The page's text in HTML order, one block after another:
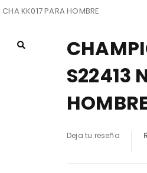
KK017 PARA HOMBRE
S22413
Deja tu reseña